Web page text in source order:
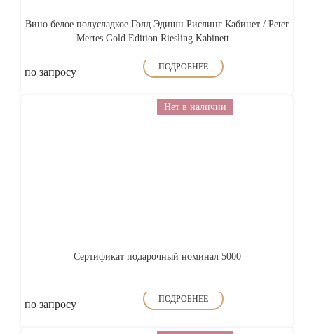
Вино белое полусладкое Голд Эдишн Рислинг Кабинет / Peter
Mertes Gold Edition Riesling Kabinett...
по запросу ПОДРОБНЕЕ
Нет в наличии
Сертификат подарочный номинал 5000
по запросу ПОДРОБНЕЕ